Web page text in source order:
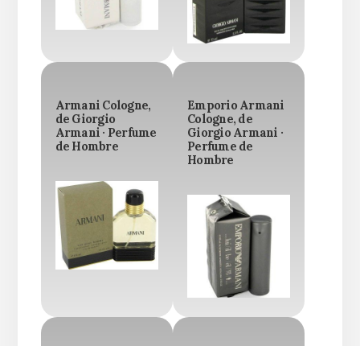
Armani Cologne,
de Giorgio
Armani · Perfume
de Hombre
Emporio Armani
Cologne, de
Giorgio Armani ·
Perfume de
Hombre